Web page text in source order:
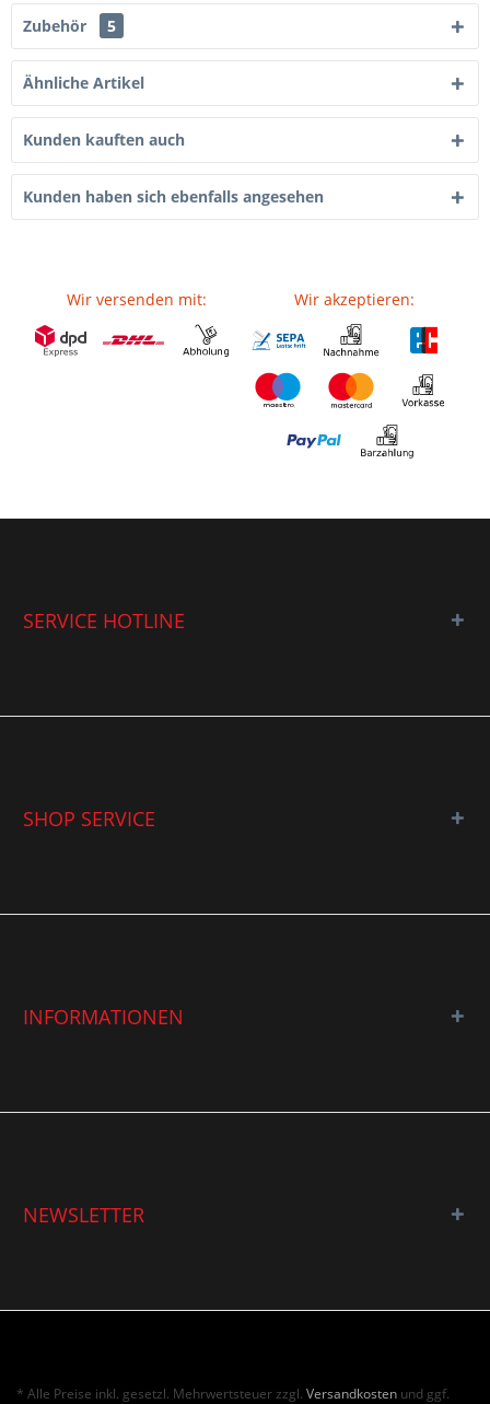
Zubehör 5
Ähnliche Artikel
Kunden kauften auch
Kunden haben sich ebenfalls angesehen
Wir versenden mit: Wir akzeptieren:
SERVICE HOTLINE
SHOP SERVICE
INFORMATIONEN
NEWSLETTER
* Alle Preise inkl. gesetzl. Mehrwertsteuer zzgl.Versandkosten und ggf.